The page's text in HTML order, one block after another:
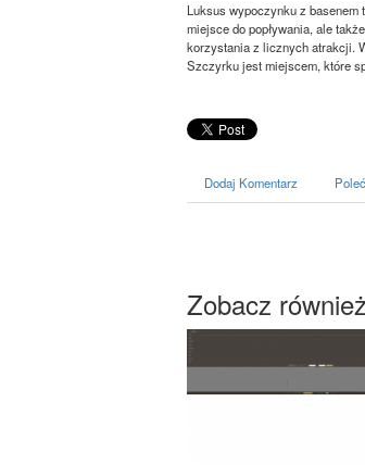
Luksus wypoczynku z
miejsce do popływania, ale
korzystania z licznych atrakcji.
Szczyrku jest miejscem, które
Dodaj Komentarz
Zobacz